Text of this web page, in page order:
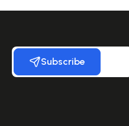
Subscribe